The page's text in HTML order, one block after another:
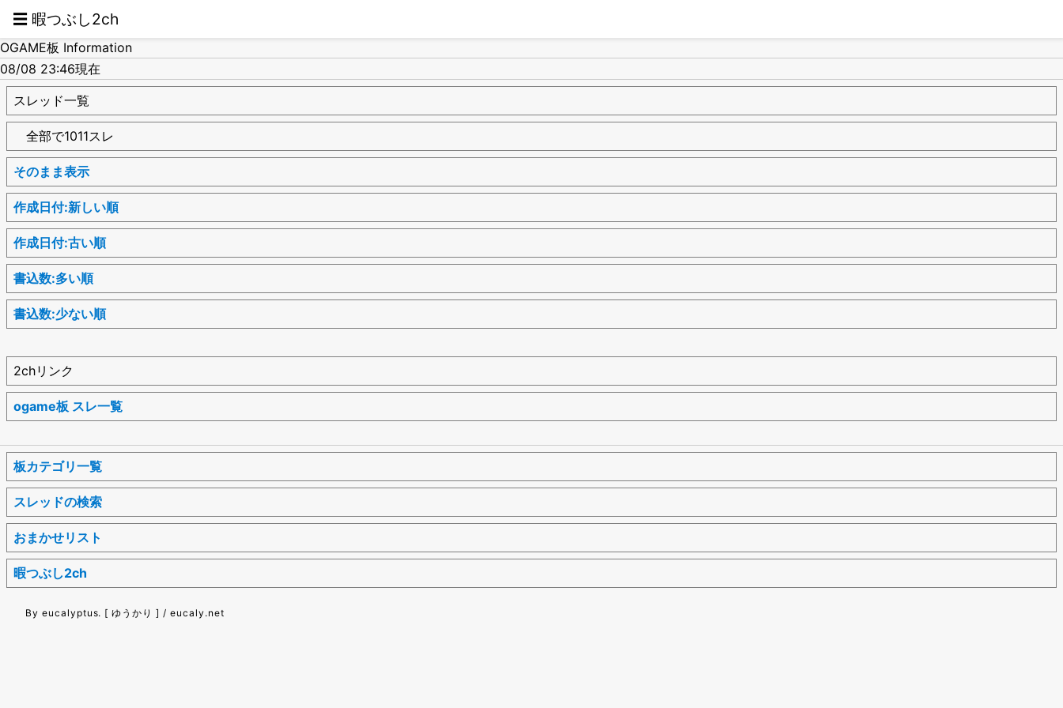
☰ 暇つぶし2ch
OGAME板 Information
08/08 23:46現在
スレッド一覧
全部で1011スレ
そのまま表示
作成日付:新しい順
作成日付:古い順
書込数:多い順
書込数:少ない順
2chリンク
ogame板 スレ一覧
板カテゴリ一覧
スレッドの検索
おまかせリスト
暇つぶし2ch
By eucalyptus. [ ゆうかり ] / eucaly.net